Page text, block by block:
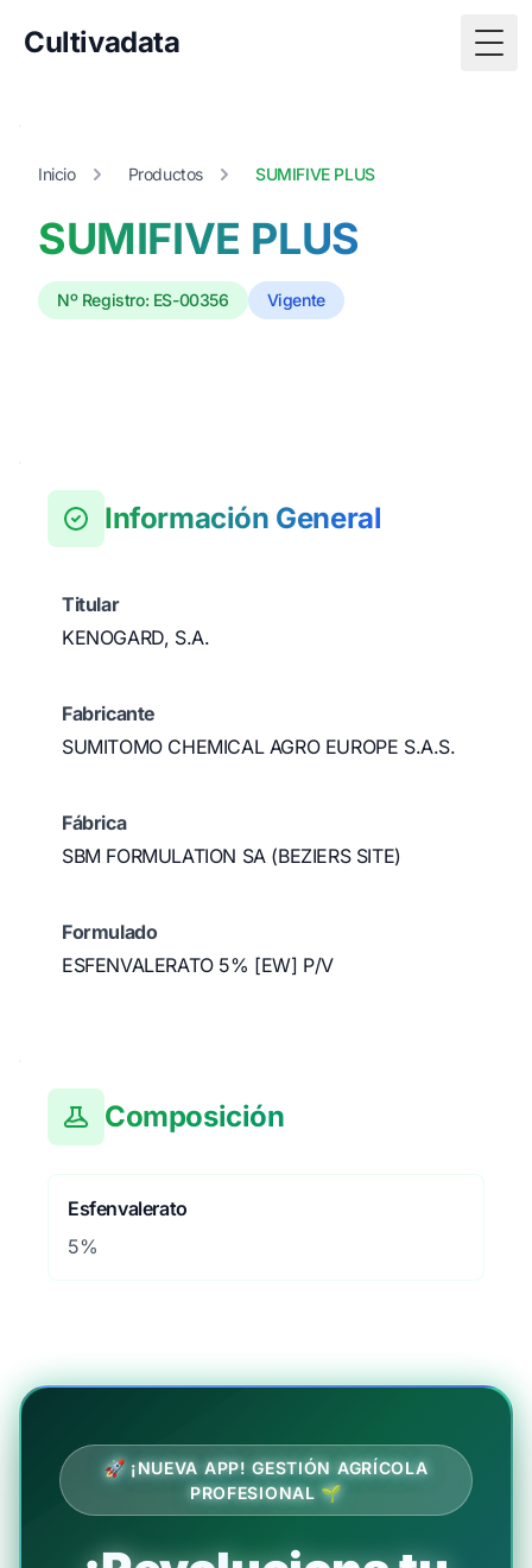
Cultivadata
Inicio Productos SUMIFIVE PLUS
SUMIFIVE PLUS
Nº Registro: ES-00356 Vigente
Información General
Titular
KENOGARD, S.A.
Fabricante
SUMITOMO CHEMICAL AGRO EUROPE S.A.S.
Fábrica
SBM FORMULATION SA (BEZIERS SITE)
Formulado
ESFENVALERATO 5% [EW] P/V
Composición
Esfenvalerato
5%
🚀 ¡NUEVA APP! GESTIÓN AGRÍCOLA
PROFESIONAL 🌱